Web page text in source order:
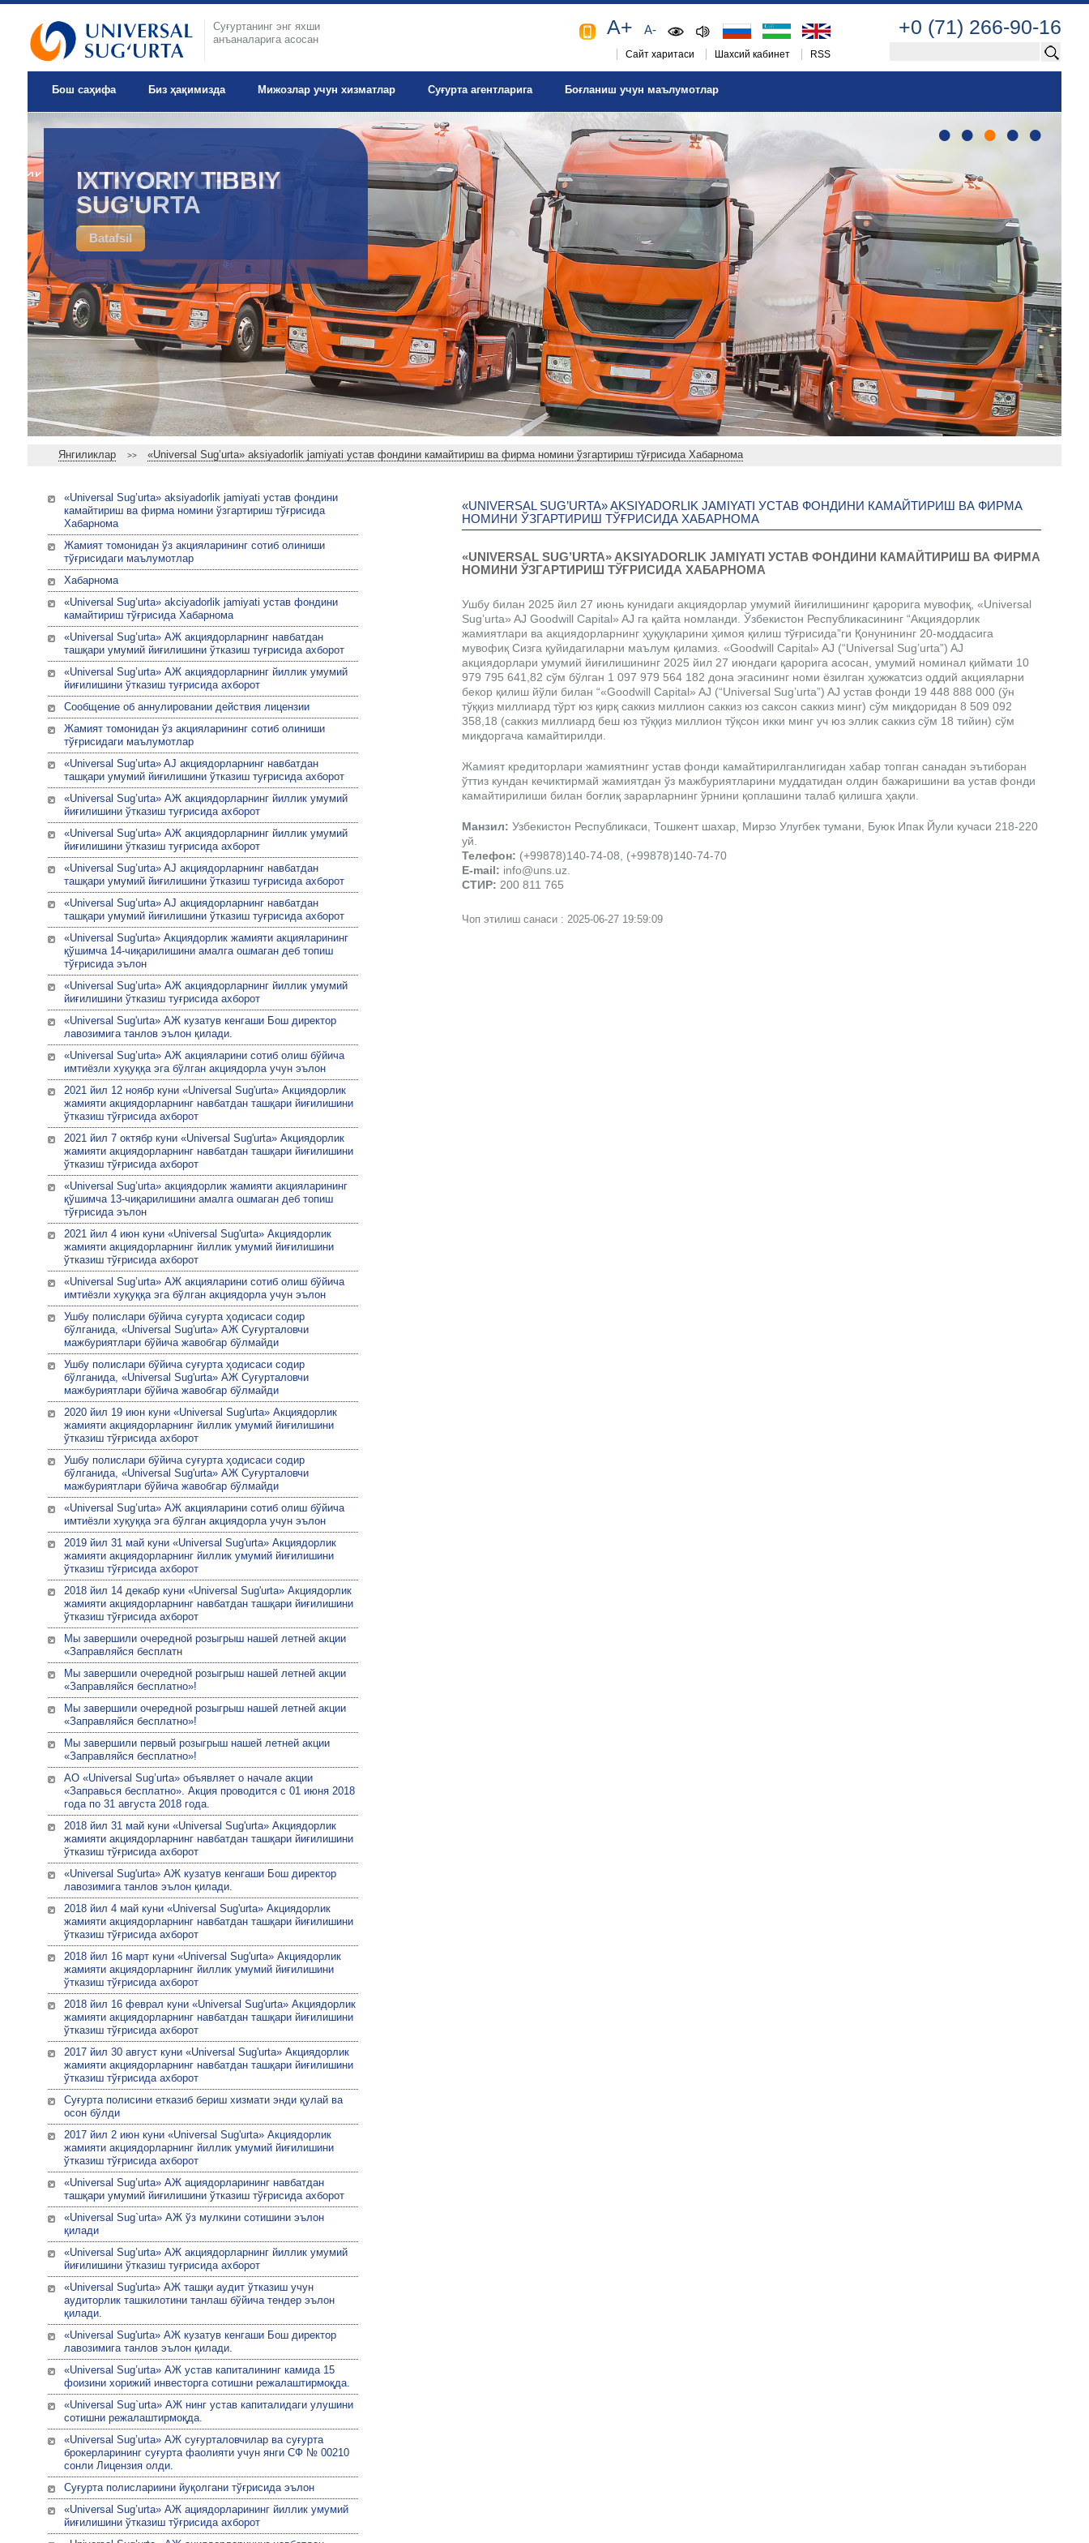
Суғуртанинг энг яхши
анъаналарига асосан
+0 (71) 266-90-16
A+ A-
Сайт харитаси Шахсий кабинет RSS
Бош саҳифа Биз ҳақимизда Мижозлар учун хизматлар Суғурта агентларига Боғланиш учун маълумотлар
IXTIYORIY TIBBIY
SUG'URTA
Batafsil
• •• • •
Янгиликлар >> «Universal Sug’urta» aksiyadorlik jamiyati устав фондини камайтириш ва фирма номини ўзгартириш тўғрисида Хабарнома
«Universal Sug’urta» aksiyadorlik jamiyati устав фондини
камайтириш ва фирма номини ўзгартириш тўғрисида
Хабарнома
Жамият томонидан ўз акцияларининг сотиб олиниши
тўғрисидаги маълумотлар
Хабарнома
«Universal Sug’urta» akciyadorlik jamiyati устав фондини
камайтириш тўғрисида Хабарнома
«Universal Sug’urta» АЖ акциядорларнинг навбатдан
ташқари умумий йиғилишини ўтказиш туғрисида ахборот
«Universal Sug’urta» АЖ акциядорларнинг йиллик умумий
йиғилишини ўтказиш туғрисида ахборот
Сообщение об аннулировании действия лицензии
Жамият томонидан ўз акцияларининг сотиб олиниши
тўғрисидаги маълумотлар
«Universal Sug’urta» AJ акциядорларнинг навбатдан
ташқари умумий йиғилишини ўтказиш туғрисида ахборот
«Universal Sug’urta» АЖ акциядорларнинг йиллик умумий
йиғилишини ўтказиш туғрисида ахборот
«Universal Sug’urta» АЖ акциядорларнинг йиллик умумий
йиғилишини ўтказиш туғрисида ахборот
«Universal Sug’urta» AJ акциядорларнинг навбатдан
ташқари умумий йиғилишини ўтказиш туғрисида ахборот
«Universal Sug’urta» AJ акциядорларнинг навбатдан
ташқари умумий йиғилишини ўтказиш туғрисида ахборот
«Universal Sug'urta» Акциядорлик жамияти акцияларининг
қўшимча 14-чиқарилишини амалга ошмаган деб топиш
тўғрисида эълон
«Universal Sug’urta» АЖ акциядорларнинг йиллик умумий
йиғилишини ўтказиш туғрисида ахборот
«Universal Sug'urta» АЖ кузатув кенгаши Бош директор
лавозимига танлов эълон қилади.
«Universal Sug’urta» АЖ акцияларини сотиб олиш бўйича
имтиёзли хуқуққа эга бўлган акциядорла учун эълон
2021 йил 12 ноябр куни «Universal Sug'urta» Акциядорлик
жамияти акциядорларнинг навбатдан ташқари йиғилишини
ўтказиш тўғрисида ахборот
2021 йил 7 октябр куни «Universal Sug'urta» Акциядорлик
жамияти акциядорларнинг навбатдан ташқари йиғилишини
ўтказиш тўғрисида ахборот
«Universal Sug’urta» акциядорлик жамияти акцияларининг
қўшимча 13-чиқарилишини амалга ошмаган деб топиш
тўғрисида эълон
2021 йил 4 июн куни «Universal Sug'urta» Акциядорлик
жамияти акциядорларнинг йиллик умумий йиғилишини
ўтказиш тўғрисида ахборот
«Universal Sug’urta» АЖ акцияларини сотиб олиш бўйича
имтиёзли хуқуққа эга бўлган акциядорла учун эълон
Ушбу полислари бўйича суғурта ҳодисаси содир
бўлганида, «Universal Sug'urta» АЖ Суғурталовчи
мажбуриятлари бўйича жавобгар бўлмайди
Ушбу полислари бўйича суғурта ҳодисаси содир
бўлганида, «Universal Sug'urta» АЖ Суғурталовчи
мажбуриятлари бўйича жавобгар бўлмайди
2020 йил 19 июн куни «Universal Sug'urta» Акциядорлик
жамияти акциядорларнинг йиллик умумий йиғилишини
ўтказиш тўғрисида ахборот
Ушбу полислари бўйича суғурта ҳодисаси содир
бўлганида, «Universal Sug'urta» АЖ Суғурталовчи
мажбуриятлари бўйича жавобгар бўлмайди
«Universal Sug’urta» АЖ акцияларини сотиб олиш бўйича
имтиёзли хуқуққа эга бўлган акциядорла учун эълон
2019 йил 31 май куни «Universal Sug'urta» Акциядорлик
жамияти акциядорларнинг йиллик умумий йиғилишини
ўтказиш тўғрисида ахборот
2018 йил 14 декабр куни «Universal Sug'urta» Акциядорлик
жамияти акциядорларнинг навбатдан ташқари йиғилишини
ўтказиш тўғрисида ахборот
Мы завершили очередной розыгрыш нашей летней акции
«Заправляйся бесплатн
Мы завершили очередной розыгрыш нашей летней акции
«Заправляйся бесплатно»!
Мы завершили очередной розыгрыш нашей летней акции
«Заправляйся бесплатно»!
Мы завершили первый розыгрыш нашей летней акции
«Заправляйся бесплатно»!
АО «Universal Sug’urta» объявляет о начале акции
«Заправься бесплатно». Акция проводится с 01 июня 2018
года по 31 августа 2018 года.
2018 йил 31 май куни «Universal Sug'urta» Акциядорлик
жамияти акциядорларнинг навбатдан ташқари йиғилишини
ўтказиш тўғрисида ахборот
«Universal Sug'urta» АЖ кузатув кенгаши Бош директор
лавозимига танлов эълон қилади.
2018 йил 4 май куни «Universal Sug'urta» Акциядорлик
жамияти акциядорларнинг навбатдан ташқари йиғилишини
ўтказиш тўғрисида ахборот
2018 йил 16 март куни «Universal Sug'urta» Акциядорлик
жамияти акциядорларнинг йиллик умумий йиғилишини
ўтказиш тўғрисида ахборот
2018 йил 16 феврал куни «Universal Sug'urta» Акциядорлик
жамияти акциядорларнинг навбатдан ташқари йиғилишини
ўтказиш тўғрисида ахборот
2017 йил 30 август куни «Universal Sug'urta» Акциядорлик
жамияти акциядорларнинг навбатдан ташқари йиғилишини
ўтказиш тўғрисида ахборот
Суғурта полисини етказиб бериш хизмати энди қулай ва
осон бўлди
2017 йил 2 июн куни «Universal Sug'urta» Акциядорлик
жамияти акциядорларнинг йиллик умумий йиғилишини
ўтказиш тўғрисида ахборот
«Universal Sug’urta» АЖ ациядорларининг навбатдан
ташқари умумий йиғилишини ўтказиш тўғрисида ахборот
«Universal Sug`urta» АЖ ўз мулкини сотишини эълон
қилади
«Universal Sug’urta» АЖ акциядорларнинг йиллик умумий
йиғилишини ўтказиш туғрисида ахборот
«Universal Sug'urta» АЖ ташқи аудит ўтказиш учун
аудиторлик ташкилотини танлаш бўйича тендер эълон
қилади.
«Universal Sug'urta» АЖ кузатув кенгаши Бош директор
лавозимига танлов эълон қилади.
«Universal Sug’urta» АЖ устав капиталининг камида 15
фоизини хорижий инвесторга сотишни режалаштирмоқда.
«Universal Sug`urta» АЖ нинг устав капиталидаги улушини
сотишни режалаштирмоқда.
«Univеrsal Sug’urta» АЖ суғурталовчилар ва суғурта
брокерларининг суғурта фаолияти учун янги СФ № 00210
сонли Лицензия олди.
Суғурта полислариини йуқолгани тўғрисида эълон
«Universal Sug’urta» АЖ ациядорларининг йиллик умумий
йиғилишини ўтказиш тўғрисида ахборот
«UNIVERSAL SUG’URTA» AKSIYADORLIK JAMIYATI УСТАВ ФОНДИНИ КАМАЙТИРИШ ВА ФИРМА
НОМИНИ ЎЗГАРТИРИШ ТЎҒРИСИДА ХАБАРНОМА
«UNIVERSAL SUG’URTA» AKSIYADORLIK JAMIYATI УСТАВ ФОНДИНИ КАМАЙТИРИШ ВА ФИРМА
НОМИНИ ЎЗГАРТИРИШ ТЎҒРИСИДА ХАБАРНОМА
Ушбу билан 2025 йил 27 июнь кунидаги акциядорлар умумий йиғилишининг қарорига мувофиқ, «Universal
Sug’urta» AJ Goodwill Capital» AJ га қайта номланди. Ўзбекистон Республикасининг “Акциядорлик
жамиятлари ва акциядорларнинг ҳуқуқларини ҳимоя қилиш тўғрисида”ги Қонунининг 20-моддасига
мувофиқ Сизга қуйидагиларни маълум қиламиз. «Goodwill Capital» AJ (“Universal Sug’urta”) AJ
акциядорлари умумий йиғилишининг 2025 йил 27 июндаги қарорига асосан, умумий номинал қиймати 10
979 795 641,82 сўм бўлган 1 097 979 564 182 дона эгасининг номи ёзилган ҳужжатсиз оддий акцияларни
бекор қилиш йўли билан “«Goodwill Capital» AJ (“Universal Sug’urta”) AJ устав фонди 19 448 888 000 (ўн
тўққиз миллиард тўрт юз қирқ саккиз миллион саккиз юз саксон саккиз минг) сўм миқдоридан 8 509 092
358,18 (саккиз миллиард беш юз тўққиз миллион тўқсон икки минг уч юз эллик саккиз сўм 18 тийин) сўм
миқдоргача камайтирилди.
Жамият кредиторлари жамиятнинг устав фонди камайтирилганлигидан хабар топган санадан эътиборан
ўттиз кундан кечиктирмай жамиятдан ўз мажбуриятларини муддатидан олдин бажаришини ва устав фонди
камайтирилиши билан боғлиқ зарарларнинг ўрнини қоплашини талаб қилишга ҳақли.
Манзил: Узбекистон Республикаси, Тошкент шахар, Мирзо Улугбек тумани, Буюк Ипак Йули кучаси 218-220
уй.
Телефон: (+99878)140-74-08, (+99878)140-74-70
E-mail: info@uns.uz.
СТИР: 200 811 765
Чоп этилиш санаси : 2025-06-27 19:59:09